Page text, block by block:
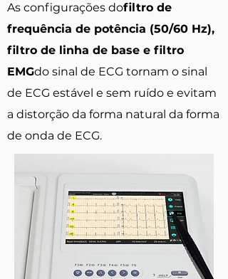
As configurações dofiltro de
frequência de potência (50/60 Hz),
filtro de linha de base e filtro
EMGdo sinal de ECG tornam o sinal
de ECG estável e sem ruído e evitam
a distorção da forma natural da forma
de onda de ECG.